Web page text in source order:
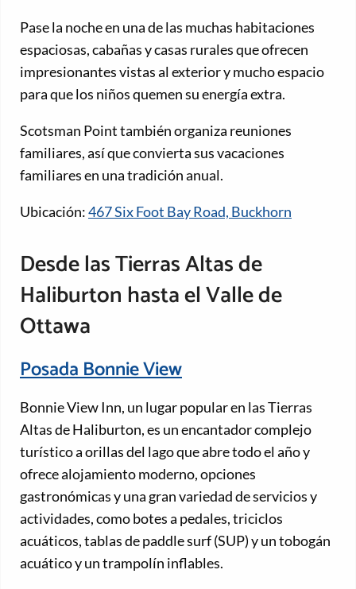
Pase la noche en una de las muchas habitaciones
espaciosas, cabañas y casas rurales que ofrecen
impresionantes vistas al exterior y mucho espacio
para que los niños quemen su energía extra.
Scotsman Point también organiza reuniones
familiares, así que convierta sus vacaciones
familiares en una tradición anual.
Ubicación:467 Six Foot Bay Road, Buckhorn
Desde las Tierras Altas de
Haliburton hasta el Valle de
Ottawa
Posada Bonnie View
Bonnie View Inn, un lugar popular en las Tierras
Altas de Haliburton, es un encantador complejo
turístico a orillas del lago que abre todo el año y
ofrece alojamiento moderno, opciones
gastronómicas y una gran variedad de servicios y
actividades, como botes a pedales, triciclos
acuáticos, tablas de paddle surf (SUP) y un tobogán
acuático y un trampolín inflables.